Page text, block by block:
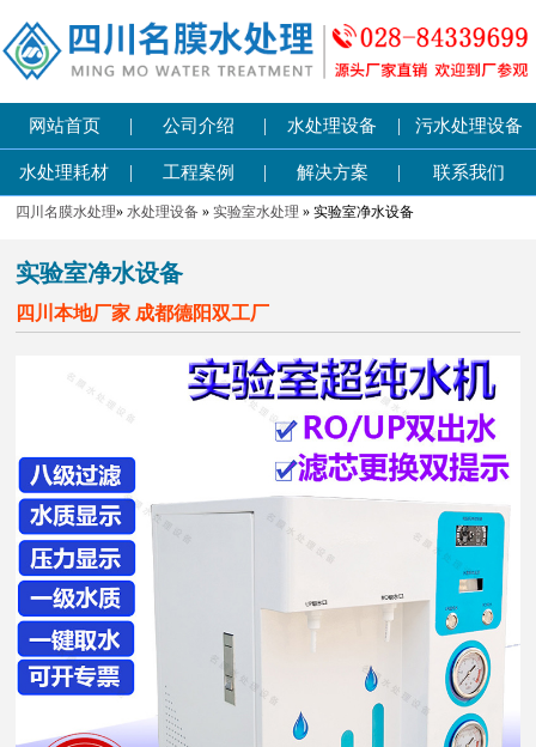
网站首页 | 公司介绍 | 水处理设备 | 污水处理设备
水处理耗材 | 工程案例 | 解决方案 | 联系我们
四川名膜水处理»水处理设备 »实验室水处理 » 实验室净水设备
实验室净水设备
四川本地厂家 成都德阳双工厂